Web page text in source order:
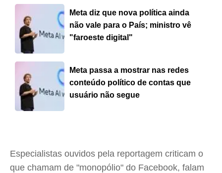
Meta diz que nova política ainda
não vale para o País; ministro vê
"faroeste digital"
Meta passa a mostrar nas redes
conteúdo político de contas que
usuário não segue
Especialistas ouvidos pela reportagem criticam o
que chamam de "monopólio" do Facebook, falam